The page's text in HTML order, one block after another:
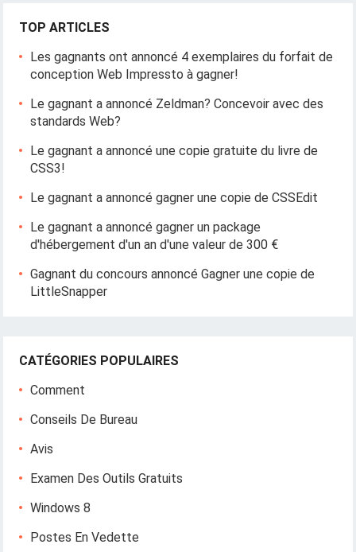
TOP ARTICLES
Les gagnants ont annoncé 4 exemplaires du forfait de
conception Web Impressto à gagner!
Le gagnant a annoncé Zeldman? Concevoir avec des
standards Web?
Le gagnant a annoncé une copie gratuite du livre de
CSS3!
Le gagnant a annoncé gagner une copie de CSSEdit
Le gagnant a annoncé gagner un package
d'hébergement d'un an d'une valeur de 300 €
Gagnant du concours annoncé Gagner une copie de
LittleSnapper
CATÉGORIES POPULAIRES
Comment
Conseils De Bureau
Avis
Examen Des Outils Gratuits
Windows 8
Postes En Vedette